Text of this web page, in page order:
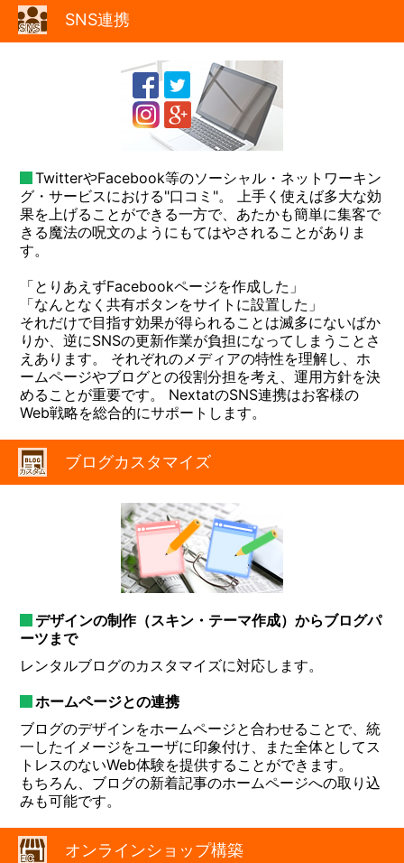
SNS連携
TwitterやFacebook等のソーシャル・ネットワーキン
グ・サービスにおける"口コミ"。 上手く使えば多大な効
果を上げることができる一方で、あたかも簡単に集客で
きる魔法の呪文のようにもてはやされることがありま
す。
「とりあえずFacebookページを作成した」
「なんとなく共有ボタンをサイトに設置した」
それだけで目指す効果が得られることは滅多にないばか
りか、逆にSNSの更新作業が負担になってしまうことさ
えあります。 それぞれのメディアの特性を理解し、ホ
ームページやブログとの役割分担を考え、運用方針を決
めることが重要です。 NextatのSNS連携はお客様の
Web戦略を総合的にサポートします。
ブログカスタマイズ
デザインの制作（スキン・テーマ作成）からブログパ
ーツまで
レンタルブログのカスタマイズに対応します。
ホームページとの連携
ブログのデザインをホームページと合わせることで、統
一したイメージをユーザに印象付け、また全体としてス
トレスのないWeb体験を提供することができます。
もちろん、ブログの新着記事のホームページへの取り込
みも可能です。
オンラインショップ構築